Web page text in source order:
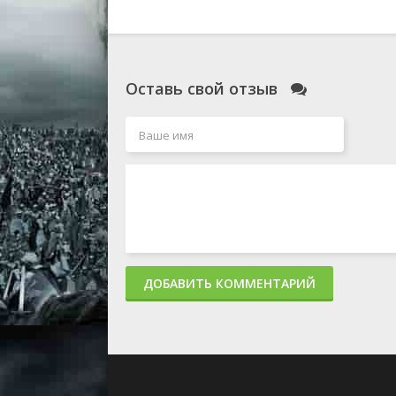
Оставь свой отзыв
ДОБАВИТЬ КОММЕНТАРИЙ